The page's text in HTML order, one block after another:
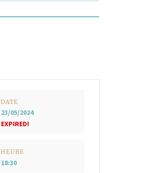
DATE
23/05/2024
EXPIRED!
HEURE
18:30